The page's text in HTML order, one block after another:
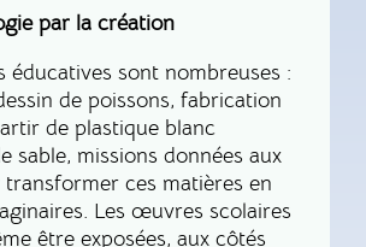
par la création
éducatives sont nombreuses :
de poissons, fabrication
de plastique blanc
sable, missions données aux
transformer ces matières en
Les œuvres scolaires
être exposées, aux côtés